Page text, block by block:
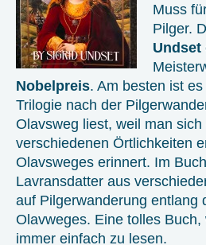
Muss
Pilger.
Undset
Nobelpreis. Am besten ist
Trilogie nach der
Olavsweg liest, weil man
verschiedenen Örtlichkeiten
Olavsweges erinnert. Im
Lavransdatter aus
auf Pilgerwanderung entlang
Olavweges. Eine tolles
immer einfach zu lesen.